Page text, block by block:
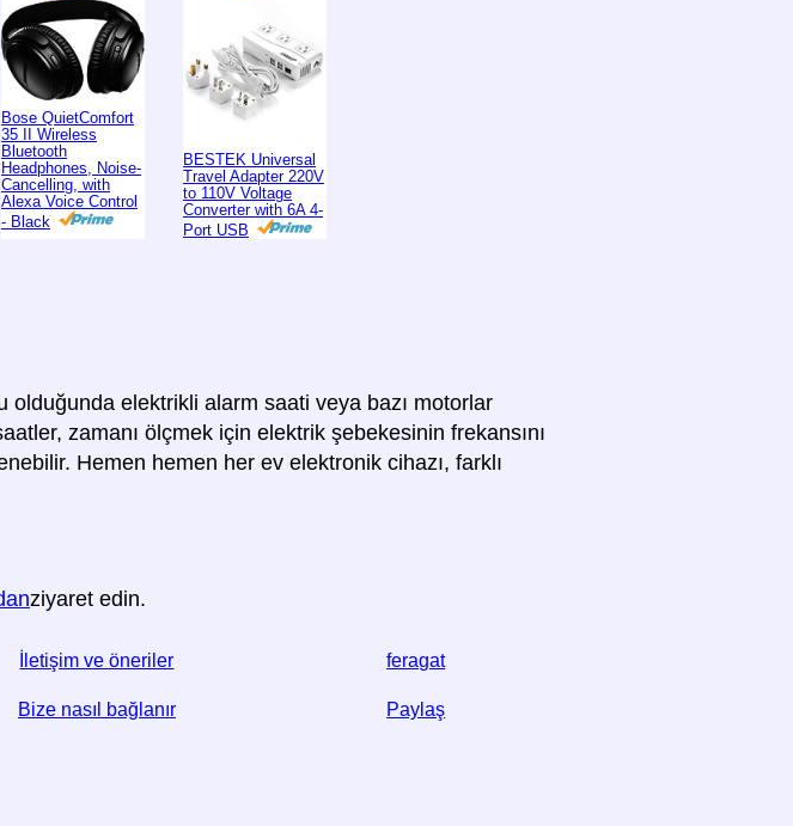
Bose QuietComfort
35 II Wireless
Bluetooth
Headphones, Noise-
Cancelling, with
Alexa Voice Control
- Black
BESTEK Universal
Travel Adapter 220V
to 110V Voltage
Converter with 6A 4-
Port USB
olduğunda elektrikli alarm saati veya bazı motorlar
zamanı ölçmek için elektrik şebekesinin frekansını
Hemen hemen her ev elektronik cihazı, farklı
ziyaret edin.
İletişim ve öneriler feragat
Bize nasıl bağlanır Paylaş